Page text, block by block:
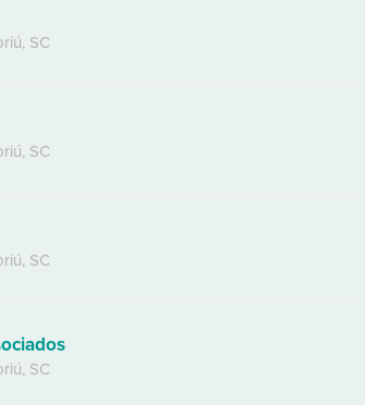
, SC
, SC
, SC
, SC